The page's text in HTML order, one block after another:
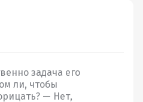
нет, мало ли прекрасных
за невиданную смелость! -
памятник, коих, уверена, и
книг совершать
комфортно,
задача его
ли, чтобы
— Нет,